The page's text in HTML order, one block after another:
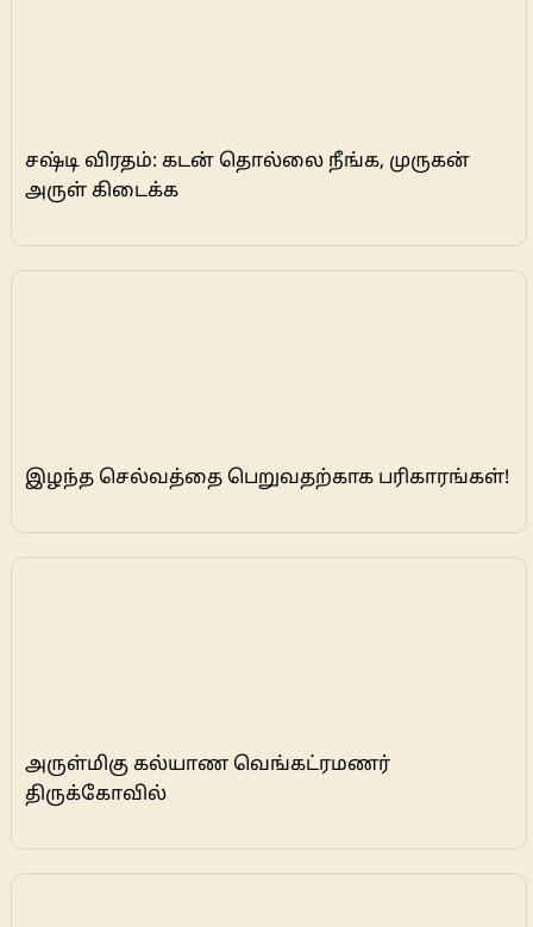
சஷ்டி விரதம்: கடன் தொல்லை நீங்க, முருகன்
அருள் கிடைக்க
இழந்த செல்வத்தை பெறுவதற்காக பரிகாரங்கள்!
அருள்மிகு கல்யாண வெங்கட்ரமணர்
திருக்கோவில்